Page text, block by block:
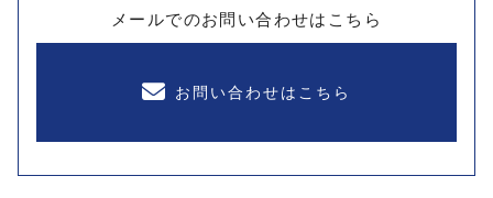
メールでのお問い合わせはこちら
お問い合わせはこちら